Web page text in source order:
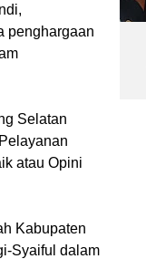
penghargaan
Selatan
atau Opini
Kabupaten
Syaiful dalam